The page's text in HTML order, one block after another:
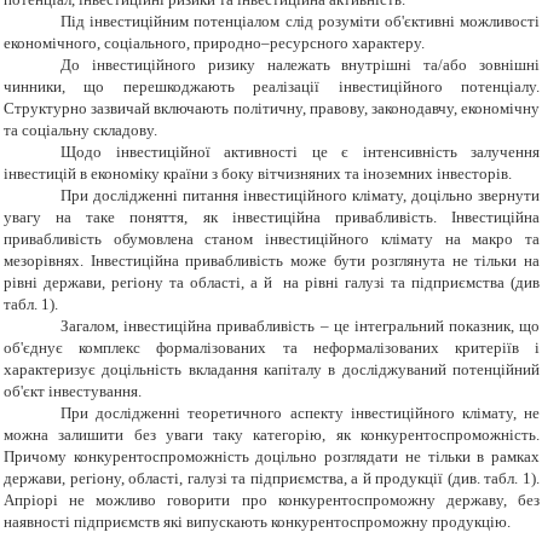
Під інвестиційним потенціалом слід розуміти об'єктивні можливості
економічного, соціального, природно–ресурсного характеру.
До інвестиційного ризику належать внутрішні та/або зовнішні
чинники, що перешкоджають реалізації інвестиційного потенціалу.
Структурно зазвичай включають політичну, правову, законодавчу, економічну
та соціальну складову.
Щодо інвестиційної активності це є інтенсивність залучення
інвестицій в економіку країни з боку вітчизняних та іноземних інвесторів.
При дослідженні питання інвестиційного клімату, доцільно звернути
увагу на таке поняття, як інвестиційна привабливість. Інвестиційна
привабливість обумовлена станом інвестиційного клімату на макро та
мезорівнях. Інвестиційна привабливість може бути розглянута не тільки на
рівні держави, регіону та області, а й на рівні галузі та підприємства (див
табл. 1).
Загалом, інвестиційна привабливість – це інтегральний показник, що
об'єднує комплекс формалізованих та неформалізованих критеріїв і
характеризує доцільність вкладання капіталу в досліджуваний потенційний
об'єкт інвестування.
При дослідженні теоретичного аспекту інвестиційного клімату, не
можна залишити без уваги таку категорію, як конкурентоспроможність.
Причому конкурентоспроможність доцільно розглядати не тільки в рамках
держави, регіону, області, галузі та підприємства, а й продукції (див. табл. 1).
Апріорі не можливо говорити про конкурентоспроможну державу, без
наявності підприємств які випускають конкурентоспроможну продукцію.